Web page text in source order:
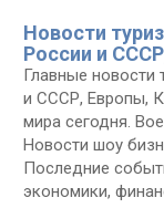
контенту
Новости
России и
Главные новости
и СССР, Европы,
мира сегодня.
Новости шоу
Последние
экономики,